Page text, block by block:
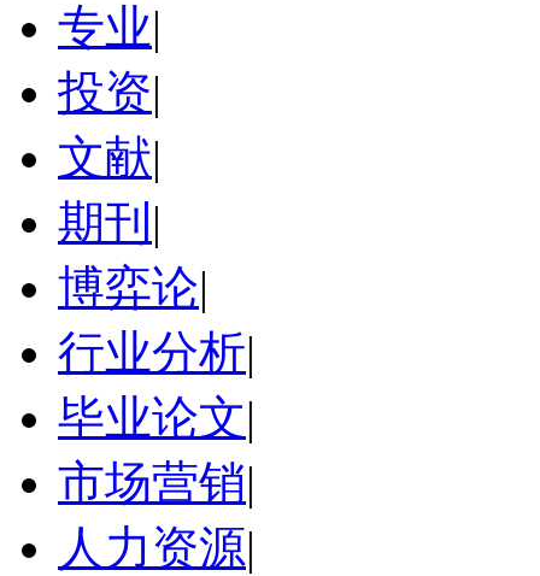
专业|
投资|
文献|
期刊 |
博弈论|
行业分析|
毕业论文|
市场营销|
人力资源|